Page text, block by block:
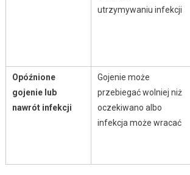
utrzymywaniu infekcji
Opóźnione
gojenie lub
nawrót infekcji
Gojenie może
przebiegać wolniej niż
oczekiwano albo
infekcja może wracać